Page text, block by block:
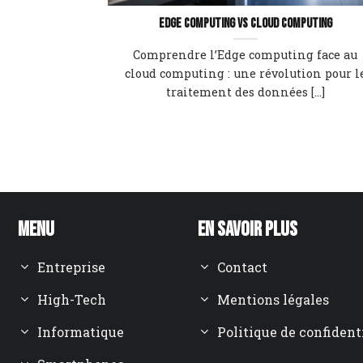
Edge computing vs cloud computing
Comprendre l’Edge computing face au
cloud computing : une révolution pour
traitement des données [...]
Menu
Entreprise
High-Tech
Informatique
En savoir plus
Contact
Mentions légales
Politique de